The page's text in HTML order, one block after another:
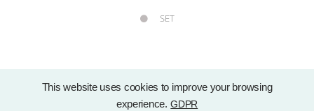
This website uses cookies to improve your browsing
experience. GDPR
SET